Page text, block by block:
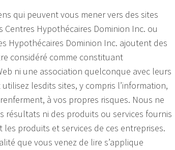
qui peuvent vous mener vers des sites
Hypothécaires Dominion Inc. ou
Hypothécaires Dominion Inc. ajoutent des
considéré comme constituant
ni une association quelconque avec leurs
lesdits sites, y compris l’information,
à vos propres risques. Nous ne
résultats ni des produits ou services fournis
produits et services de ces entreprises.
que vous venez de lire s’applique